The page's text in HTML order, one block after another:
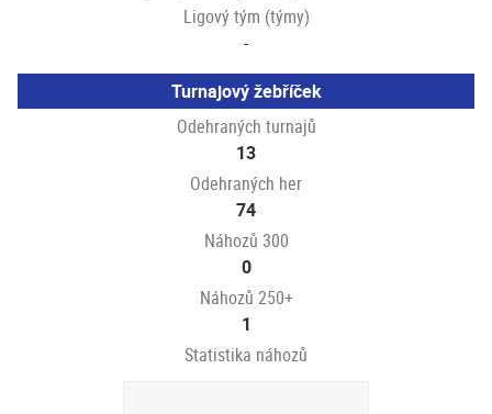
Ligový tým (týmy)
-
Turnajový žebříček
Odehraných turnajů
13
Odehraných her
74
Náhozů 300
0
Náhozů 250+
1
Statistika náhozů